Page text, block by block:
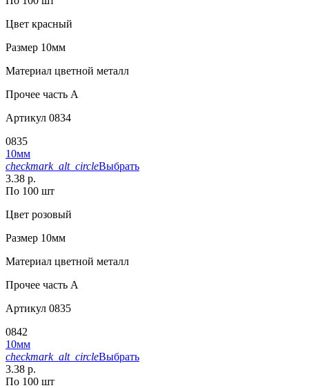
Цвет красный
Размер 10мм
Материал цветной металл
Прочее часть A
Артикул 0834
0835
10мм
checkmark_alt_circleВыбрать
3.38 р.
По 100 шт
Цвет розовый
Размер 10мм
Материал цветной металл
Прочее часть A
Артикул 0835
0842
10мм
checkmark_alt_circleВыбрать
3.38 р.
По 100 шт